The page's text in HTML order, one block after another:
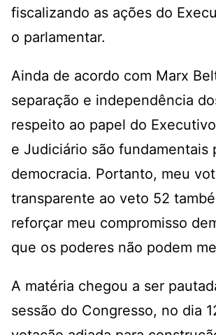
fiscalizando as ações do
o parlamentar.
Ainda de acordo com Marx
separação e independência
respeito ao papel do
e Judiciário são fundamentais
democracia. Portanto, meu
transparente ao veto 52
reforçar meu compromisso
que os poderes não podem
A matéria chegou a ser
sessão do Congresso, no dia